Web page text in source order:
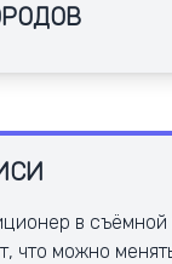
в съёмной
что можно